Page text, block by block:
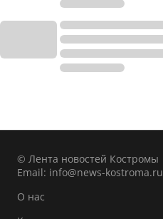
© Лента новостей Костромы
Email: info@news-kostroma.ru
О нас